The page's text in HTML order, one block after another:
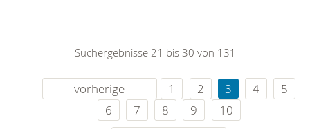
Suchergebnisse 21 bis 30 von 131
vorherige 1 2 3 4
5
6
7 8 9
10